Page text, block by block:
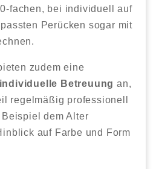
fachen, bei individuell auf
Perücken sogar mit
zudem eine
Betreuung an,
regelmäßig professionell
dem Alter
auf Farbe und Form